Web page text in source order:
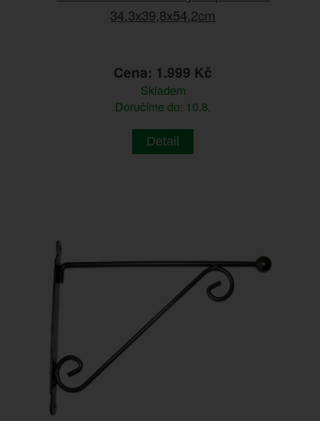
34,3x39,8x54,2cm
Cena: 1.999 Kč
Skladem
Doručíme do: 10.8.
Detail